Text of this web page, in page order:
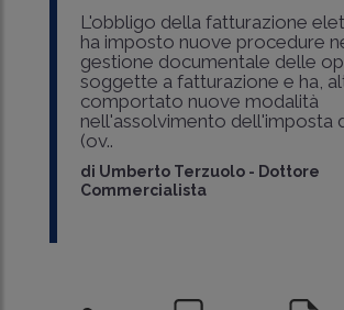
L'obbligo della fatturazione
ha imposto nuove procedure
gestione documentale delle
soggette a fatturazione e ha,
comportato nuove modalità
nell'assolvimento dell'imposta
(ov..
di Umberto Terzuolo - Dottore
Commercialista